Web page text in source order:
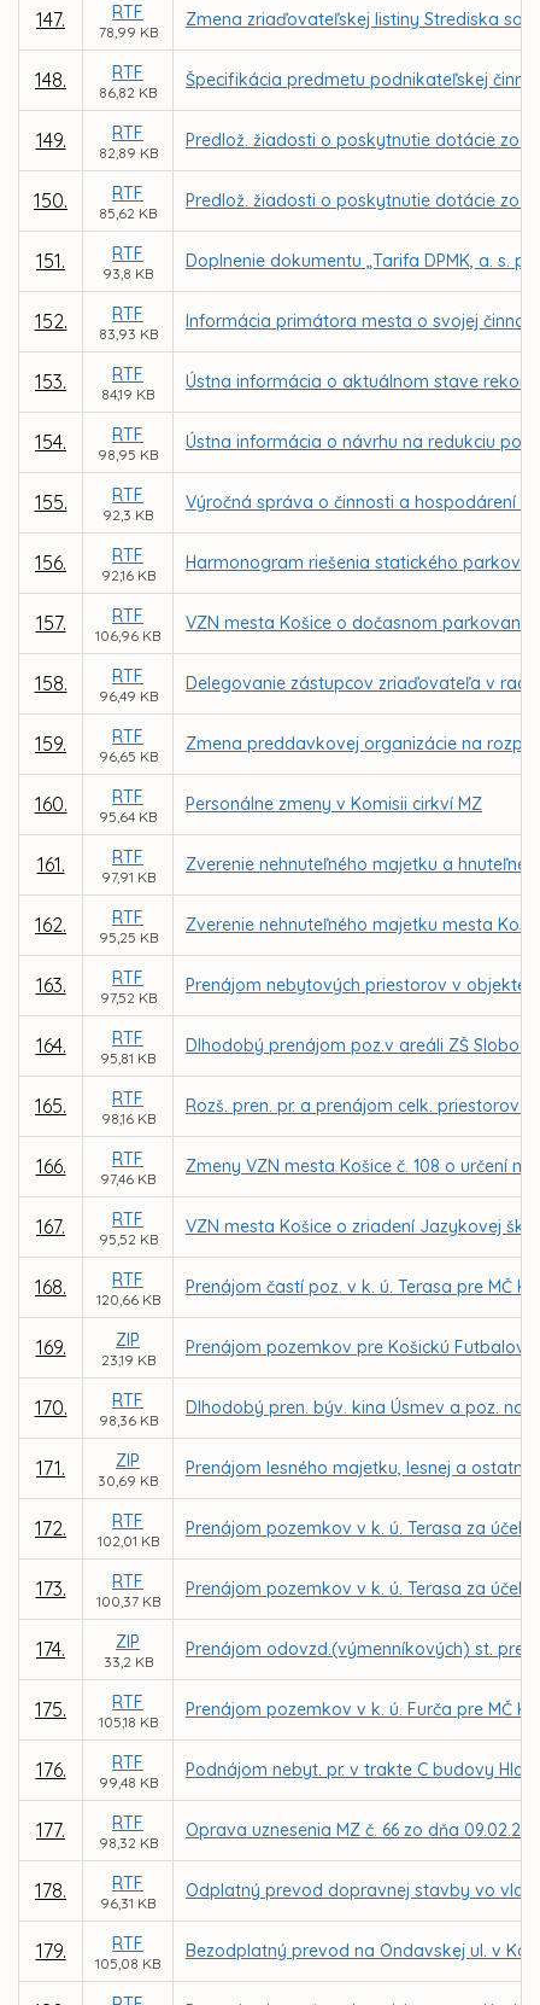
147. RTF
78,99 KB
Zmena zriaďovateľskej listiny Strediska
148. RTF
86,82 KB
Špecifikácia predmetu podnikateľskej
149. RTF
82,89 KB
Predlož. žiadosti o poskytnutie dotácie zo
150. RTF
85,62 KB
Predlož. žiadosti o poskytnutie dotácie zo
151. RTF
93,8 KB
Doplnenie dokumentu „Tarifa DPMK, a. s.
152. RTF
83,93 KB
Informácia primátora mesta o svojej
153. RTF
84,19 KB
Ústna informácia o aktuálnom stave
154. RTF
98,95 KB
Ústna informácia o návrhu na redukciu
155. RTF
92,3 KB
Výročná správa o činnosti a hospodárení
156. RTF
92,16 KB
Harmonogram riešenia statického
157. RTF
106,96 KB
VZN mesta Košice o dočasnom parkovaní
158. RTF
96,49 KB
Delegovanie zástupcov zriaďovateľa v
159. RTF
96,65 KB
Zmena preddavkovej organizácie na
160. RTF
95,64 KB
Personálne zmeny v Komisii cirkví MZ
161. RTF
97,91 KB
Zverenie nehnuteľného majetku a
162. RTF
95,25 KB
Zverenie nehnuteľného majetku mesta
163. RTF
97,52 KB
Prenájom nebytových priestorov v objekte
164. RTF
95,81 KB
Dlhodobý prenájom poz.v areáli ZŠ
165. RTF
98,16 KB
Rozš. pren. pr. a prenájom celk. priestorov
166. RTF
97,46 KB
Zmeny VZN mesta Košice č. 108 o určení
167. RTF
95,52 KB
VZN mesta Košice o zriadení Jazykovej
168. RTF
120,66 KB
Prenájom častí poz. v k. ú. Terasa pre MČ
169. ZIP
23,19 KB
Prenájom pozemkov pre Košickú
170. RTF
98,36 KB
Dlhodobý pren. býv. kina Úsmev a poz. na
171. ZIP
30,69 KB
Prenájom lesného majetku, lesnej a
172. RTF
102,01 KB
Prenájom pozemkov v k. ú. Terasa za
173. RTF
100,37 KB
Prenájom pozemkov v k. ú. Terasa za
174. ZIP
33,2 KB
Prenájom odovzd.(výmenníkových) st. pre
175. RTF
105,18 KB
Prenájom pozemkov v k. ú. Furča pre MČ
176. RTF
99,48 KB
Podnájom nebyt. pr. v trakte C budovy
177. RTF
98,32 KB
Oprava uznesenia MZ č. 66 zo dňa
178. RTF
96,31 KB
Odplatný prevod dopravnej stavby vo
179. RTF
105,08 KB
Bezodplatný prevod na Ondavskej ul. v